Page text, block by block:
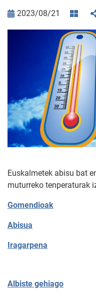
2023/08/21
Euskalmetek abisu bat
muturreko tenperaturak
Gomendioak
Abisua
Iragarpena
Albiste gehiago